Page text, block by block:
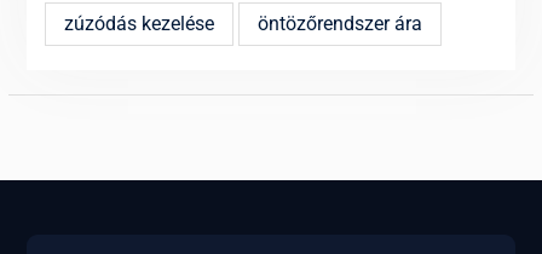
zúzódás kezelése öntözőrendszer ára